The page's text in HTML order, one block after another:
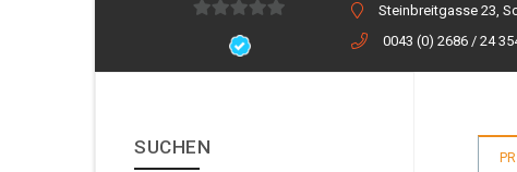
Steinbreitgasse 23,
0043 (0) 2686 / 24
SUCHEN